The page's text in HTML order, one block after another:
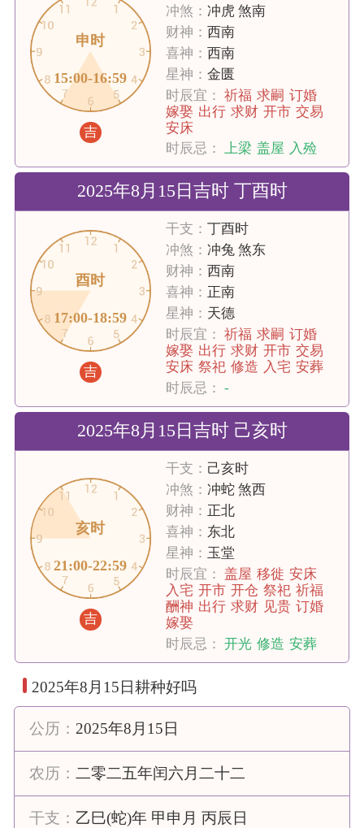
申时
15:00-16:59
吉
冲煞：冲虎 煞南
财神：西南
喜神：西南
星神：金匮
时辰宜： 祈福 求嗣 订婚
嫁娶 出行 求财 开市 交易
安床
时辰忌： 上梁 盖屋 入殓
2025年8月15日吉时 丁酉时
酉时
17:00-18:59
吉
干支：丁酉时
冲煞：冲兔 煞东
财神： 西南
喜神： 正南
星神： 天德
时辰宜： 祈福 求嗣 订婚
嫁娶 出行 求财 开市 交易
安床 祭祀 修造 入宅 安葬
时辰忌： -
2025年8月15日吉时 己亥时
亥时
21:00-22:59
吉
干支： 己亥时
冲煞：冲蛇 煞西
财神： 正北
喜神： 东北
星神： 玉堂
时辰宜： 盖屋 移徙 安床
入宅 开市 开仓 祭祀 祈福
酬神 出行 求财 见贵 订婚
嫁娶
时辰忌： 开光 修造 安葬
2025年8月15日耕种好吗
公历： 2025年8月15日
农历： 二零二五年闰六月二十二
干支： 乙巳(蛇)年 甲申月 丙辰日